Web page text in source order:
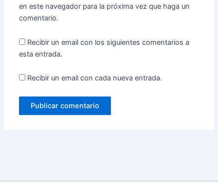
en este navegador para la próxima vez que haga un
comentario.
Recibir un email con los siguientes comentarios a
esta entrada.
Recibir un email con cada nueva entrada.